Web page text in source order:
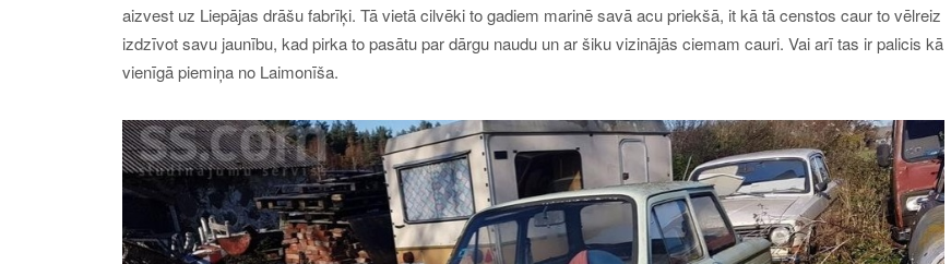
aizvest uz Liepājas drāšu fabrīķi. Tā vietā cilvēki to gadiem marinē savā acu priekšā, it kā tā censtos caur to vēlreiz
izdzīvot savu jaunību, kad pirka to pasātu par dārgu naudu un ar šiku vizinājās ciemam cauri. Vai arī tas ir palicis kā
vienīgā piemiņa no Laimonīša.